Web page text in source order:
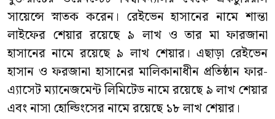
সায়েন্সে স্নাতক করেন। রেইভেন হাসানের নামে শান্তা
লাইফের শেয়ার রয়েছে ৯ লাখ ও তার মা ফারজানা
হাসানের নামে রয়েছে ৯ লাখ শেয়ার। এছাড়া রেইভেন
হাসান ও ফরজানা হাসানের মালিকানাধীন প্রতিষ্ঠান ফার-
এ্যাসেট ম্যানেজমেন্ট লিমিটেড নামে রয়েছে ৯ লাখ শেয়ার
এবং নাসা হোল্ডিংসের নামে রয়েছে ১৮ লাখ শেয়ার।